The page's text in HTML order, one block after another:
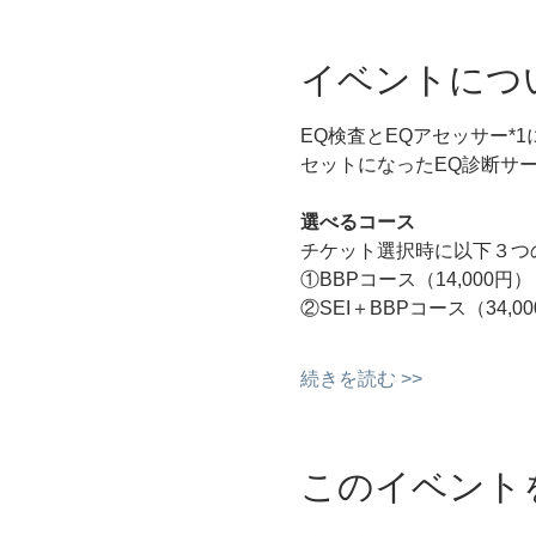
イベントにつ
EQ検査とEQアセッサー
セットになったEQ診断サ
選べるコース
チケット選択時に以下３
①BBPコース（14,000円）
②SEI＋BBPコース（
続きを読む >>
このイベント